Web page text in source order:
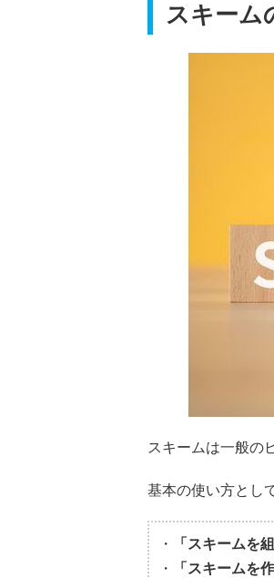
スキーム
スキームは一般の
基本の使い方とし
・
「スキームを組
・
「スキームを作